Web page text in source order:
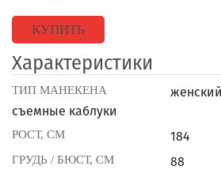
КУПИТЬ
Характеристики
ТИП МАНЕКЕНА
съемные каблуки
РОСТ, СМ 184
ГРУДЬ / БЮСТ, СМ 88